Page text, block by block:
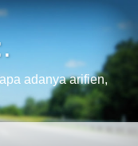
adanya arifien,